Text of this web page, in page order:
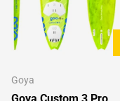
Goya
Goya Custom 3 Pro